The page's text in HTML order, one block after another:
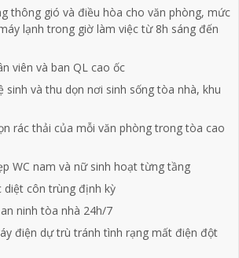
thông gió và điều hòa cho văn phòng, mức
lạnh trong giờ làm việc từ 8h sáng đến
viên và ban QL cao ốc
sinh và thu dọn nơi sinh sống tòa nhà, khu
rác thải của mỗi văn phòng trong tòa cao
WC nam và nữ sinh hoạt từng tầng
diệt côn trùng định kỳ
ninh tòa nhà 24h/7
điện dự trù tránh tình rạng mất điện đột